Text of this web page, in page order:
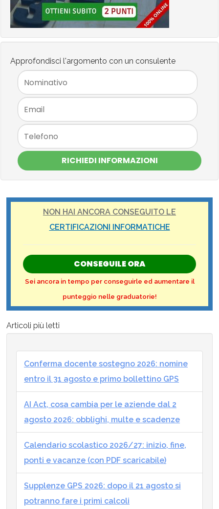
Approfondisci l'argomento con un consulente
RICHIEDI INFORMAZIONI
NON HAI ANCORA CONSEGUITO LE
CERTIFICAZIONI INFORMATICHE
CONSEGUILE ORA
Sei ancora in tempo per conseguirle ed aumentare il
punteggio nelle graduatorie!
Articoli più letti
Conferma docente sostegno 2026: nomine
entro il 31 agosto e primo bollettino GPS
AI Act, cosa cambia per le aziende dal 2
agosto 2026: obblighi, multe e scadenze
Calendario scolastico 2026/27: inizio, fine,
ponti e vacanze (con PDF scaricabile)
Supplenze GPS 2026: dopo il 21 agosto si
potranno fare i primi calcoli